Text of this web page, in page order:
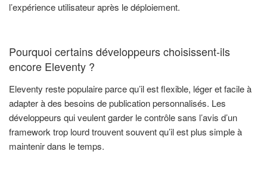
l’expérience utilisateur après le déploiement.
Pourquoi certains développeurs choisissent-ils
encore Eleventy ?
Eleventy reste populaire parce qu’il est flexible, léger et facile à
adapter à des besoins de publication personnalisés. Les
développeurs qui veulent garder le contrôle sans l’avis d’un
framework trop lourd trouvent souvent qu’il est plus simple à
maintenir dans le temps.